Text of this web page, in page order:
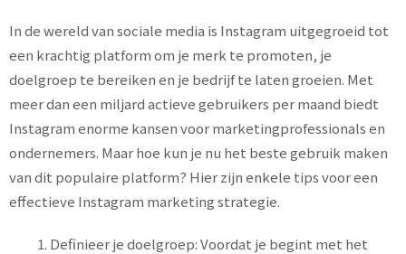
In de wereld van sociale media is Instagram uitgegroeid tot
een krachtig platform om je merk te promoten, je
doelgroep te bereiken en je bedrijf te laten groeien. Met
meer dan een miljard actieve gebruikers per maand biedt
Instagram enorme kansen voor marketingprofessionals en
ondernemers. Maar hoe kun je nu het beste gebruik maken
van dit populaire platform? Hier zijn enkele tips voor een
effectieve Instagram marketing strategie.
Definieer je doelgroep: Voordat je begint met het